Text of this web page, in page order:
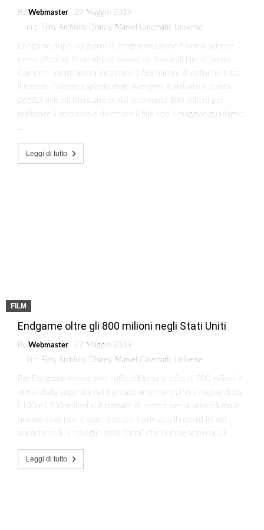
By Webmaster
29 Maggio 2019
in :
Film Archivio Disney, Marvel Cinematic Universe
Endgame dopo 33 giorni di programmazione è ormai sempre
meno distante in termini di incassi da Avatar. Il film di James
Cameron infatti aveva incassato 2788 milioni di dollari in tutto
il mondo, l’ultimo capitolo degli Avengers è arrivato a quota
2688,7 milioni. Mancano ormai solamente 100 milioni per
realizzare il sorpasso e diventare il film con il maggior guadagno
Leggi di tutto
FILM
Endgame oltre gli 800 milioni negli Stati Uniti
By Webmaster
27 Maggio 2019
in :
Film, Archivio, Disney, Marvel Cinematic Universe
Per Endgame manca solo l’ufficialità ma la cifra di 800 milioni è
ormai stata superata nel mercato americano. Per i traguardi tra
i 100 e i 700 milioni si è trattato di record per la velocità ma in
questo caso non è stato battuto il primato. Il record infatti
appartiene a “Il risveglio della forza” che ci mise appena 23 …
Leggi di tutto